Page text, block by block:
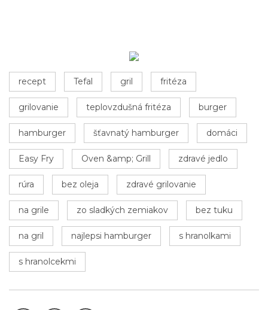
recept Tefal gril fritéza
grilovanie teplovzdušná fritéza burger
hamburger šťavnatý hamburger domáci
Easy Fry Oven &amp; Grill zdravé jedlo
rúra bez oleja zdravé grilovanie
na grile zo sladkých zemiakov bez tuku
na gril najlepsi hamburger s hranolkami
s hranolcekmi